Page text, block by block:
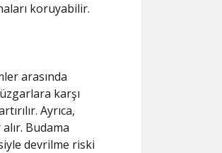
koruyabilir.
arasında
karşı
Ayrıca,
Budama
devrilme riski